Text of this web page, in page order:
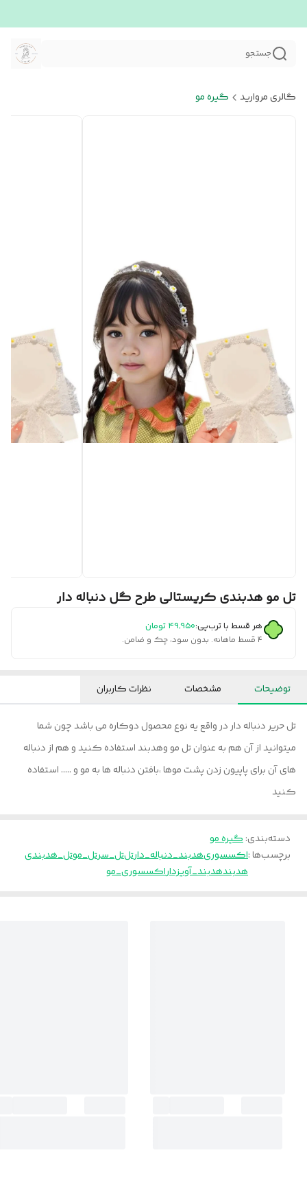
جستجو
گالری مروارید گیره مو
تل مو هدبندی کریستالی طرح گل دنباله دار
هر قسط با ترب‌پی:۴۹٬۹۵۰ تومان
۴ قسط ماهانه. بدون سود، چک و ضامن.
توضیحات مشخصات نظرات کاربران
تل حریر دنباله دار در واقع یه نوع محصول دوکاره می باشد چون شما
میتوانید از آن هم به عنوان تل مو وهدبند استفاده کنید و هم از دنباله
های آن برای پاپیون زدن پشت موها ،بافتن دنباله ها به مو و ..... استفاده
کنید
دسته‌بندی:گیره مو
برچسب‌ها :اکسسوریهدبند_دنباله_دارتلتل_سرتل_موتل_هدبندی
هدبندهدبند_آویزداراکسسوری_مو